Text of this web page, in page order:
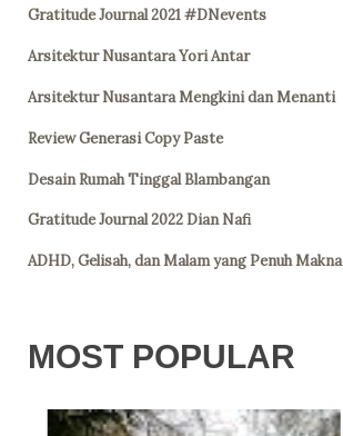
Gratitude Journal 2021 #DNevents
Arsitektur Nusantara Yori Antar
Arsitektur Nusantara Mengkini dan Menanti
Review Generasi Copy Paste
Desain Rumah Tinggal Blambangan
Gratitude Journal 2022 Dian Nafi
ADHD, Gelisah, dan Malam yang Penuh Makna
MOST POPULAR